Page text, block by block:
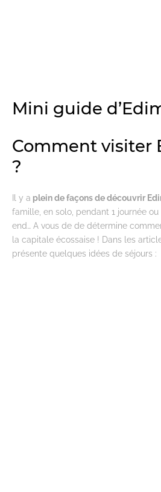
Mini guide
Comment visiter
?
Il y a plein de façons de découvrir
famille, en solo, pendant 1 journée
end… A vous de de détermine
la capitale écossaise ! Dans les
présente quelques idées de séjours :